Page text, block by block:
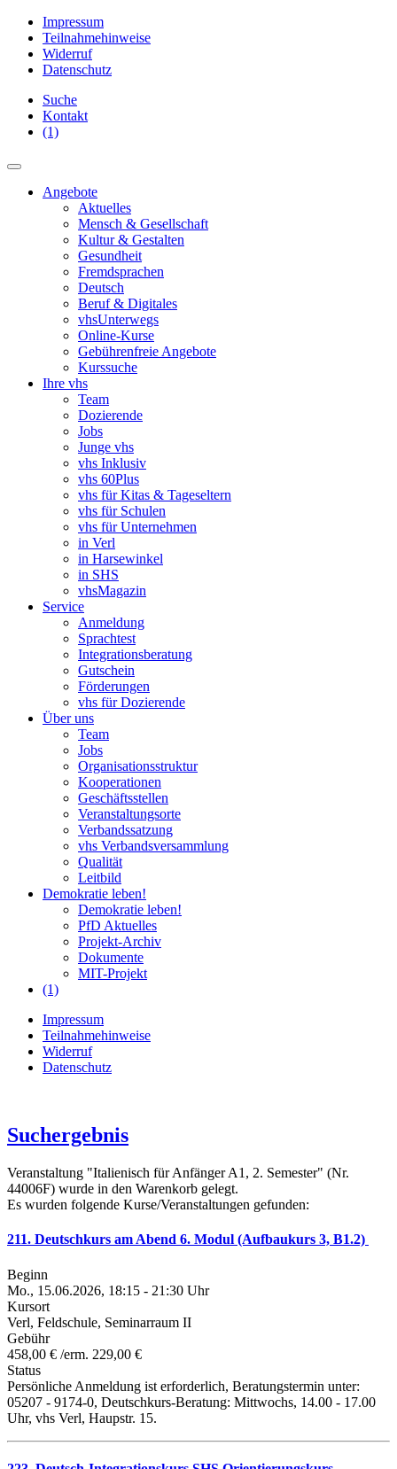
Impressum
Teilnahmehinweise
Widerruf
Datenschutz
Suche
Kontakt
(1)
Angebote
Aktuelles
Mensch & Gesellschaft
Kultur & Gestalten
Gesundheit
Fremdsprachen
Deutsch
Beruf & Digitales
vhsUnterwegs
Online-Kurse
Gebührenfreie Angebote
Kurssuche
Ihre vhs
Team
Dozierende
Jobs
Junge vhs
vhs Inklusiv
vhs 60Plus
vhs für Kitas & Tageseltern
vhs für Schulen
vhs für Unternehmen
in Verl
in Harsewinkel
in SHS
vhsMagazin
Service
Anmeldung
Sprachtest
Integrationsberatung
Gutschein
Förderungen
vhs für Dozierende
Über uns
Team
Jobs
Organisationsstruktur
Kooperationen
Geschäftsstellen
Veranstaltungsorte
Verbandssatzung
vhs Verbandsversammlung
Qualität
Leitbild
Demokratie leben!
Demokratie leben!
PfD Aktuelles
Projekt-Archiv
Dokumente
MIT-Projekt
(1)
Impressum
Teilnahmehinweise
Widerruf
Datenschutz
Suchergebnis
Veranstaltung "Italienisch für Anfänger A1, 2. Semester" (Nr.
44006F) wurde in den Warenkorb gelegt.
Es wurden folgende Kurse/Veranstaltungen gefunden:
211. Deutschkurs am Abend 6. Modul (Aufbaukurs 3, B1.2)
Beginn
Mo., 15.06.2026, 18:15 - 21:30 Uhr
Kursort
Verl, Feldschule, Seminarraum II
Gebühr
458,00 € /erm. 229,00 €
Status
Persönliche Anmeldung ist erforderlich, Beratungstermin unter:
05207 - 9174-0, Deutschkurs-Beratung: Mittwochs, 14.00 - 17.00
Uhr, vhs Verl, Haupstr. 15.